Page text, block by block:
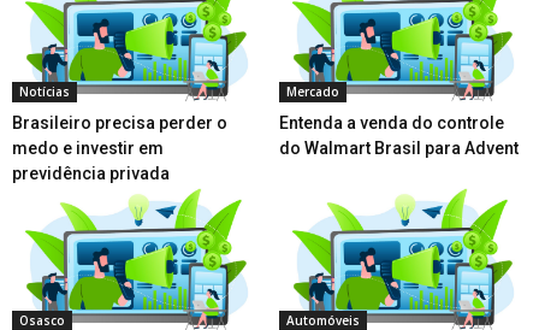
Notícias
Brasileiro precisa perder o
medo e investir em
previdência privada
Mercado
Entenda a venda do controle
do Walmart Brasil para Advent
Osasco Automóveis